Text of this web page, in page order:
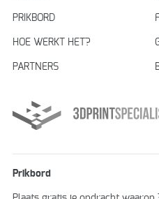
PRIKBORD
HOE WERKT HET?
PARTNERS
Prikbord